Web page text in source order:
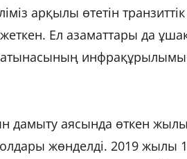
арқылы өтетін
Ел азаматтары да
қатынасының
аясында өткен
жөнделді. 2019 жылы